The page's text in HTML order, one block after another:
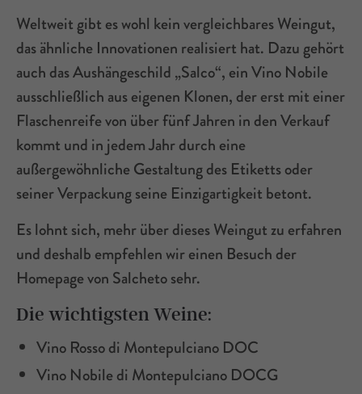
Weltweit gibt es wohl kein vergleichbares Weingut,
das ähnliche Innovationen realisiert hat. Dazu gehört
auch das Aushängeschild „Salco“, ein Vino Nobile
ausschließlich aus eigenen Klonen, der erst mit einer
Flaschenreife von über fünf Jahren in den Verkauf
kommt und in jedem Jahr durch eine
außergewöhnliche Gestaltung des Etiketts oder
seiner Verpackung seine Einzigartigkeit betont.
Es lohnt sich, mehr über dieses Weingut zu erfahren
und deshalb empfehlen wir einen Besuch der
Homepage von Salcheto sehr.
Die wichtigsten Weine:
Vino Rosso di Montepulciano DOC
Vino Nobile di Montepulciano DOCG